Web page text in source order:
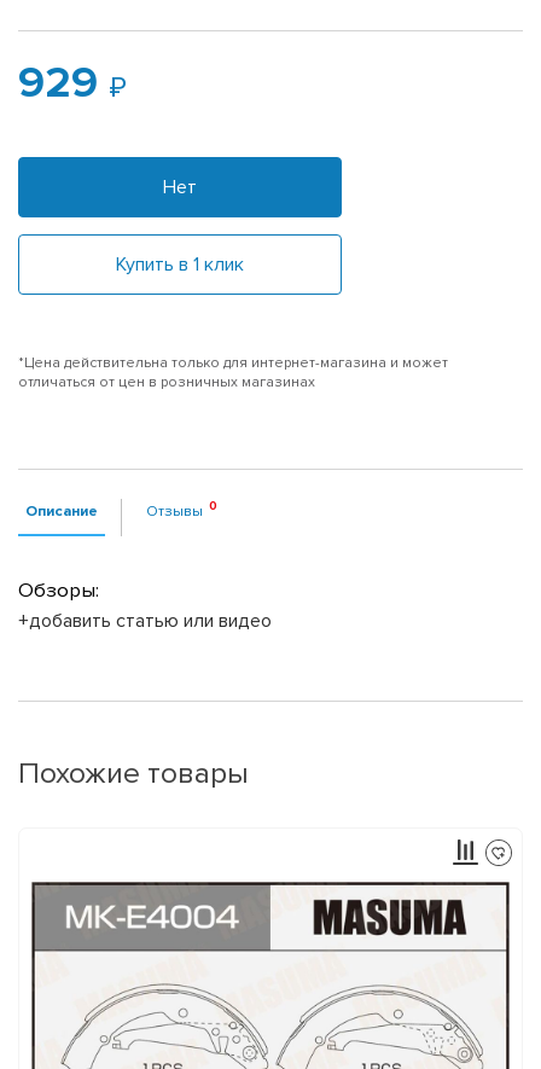
929
Нет
Купить в 1 клик
*Цена действительна только для интернет-магазина и может
отличаться от цен в розничных магазинах
Описание Отзывы
Обзоры:
+добавить статью или видео
Похожие товары